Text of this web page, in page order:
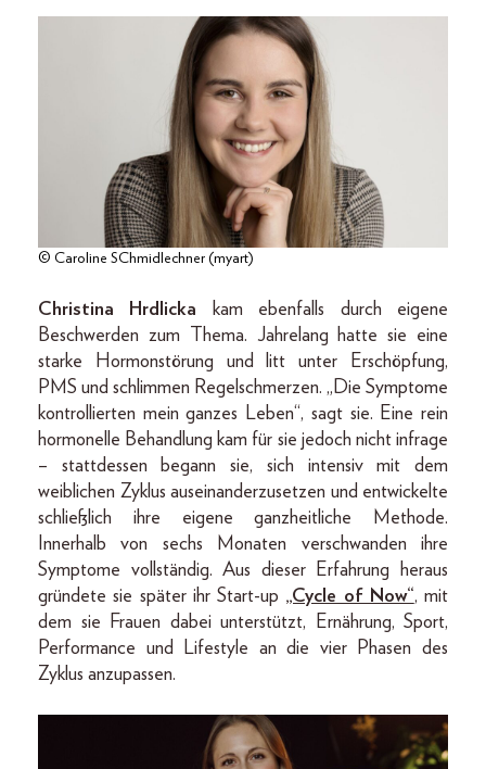
© Caroline SChmidlechner (myart)
Christina Hrdlicka kam ebenfalls durch eigene
Beschwerden zum Thema. Jahrelang hatte sie eine
starke Hormonstörung und litt unter Erschöpfung,
PMS und schlimmen Regelschmerzen. „Die Symptome
kontrollierten mein ganzes Leben“, sagt sie. Eine rein
hormonelle Behandlung kam für sie jedoch nicht infrage
– stattdessen begann sie, sich intensiv mit dem
weiblichen Zyklus auseinanderzusetzen und entwickelte
schließlich ihre eigene ganzheitliche Methode.
Innerhalb von sechs Monaten verschwanden ihre
Symptome vollständig. Aus dieser Erfahrung heraus
gründete sie später ihr Start-up „Cycle of Now“, mit
dem sie Frauen dabei unterstützt, Ernährung, Sport,
Performance und Lifestyle an die vier Phasen des
Zyklus anzupassen.